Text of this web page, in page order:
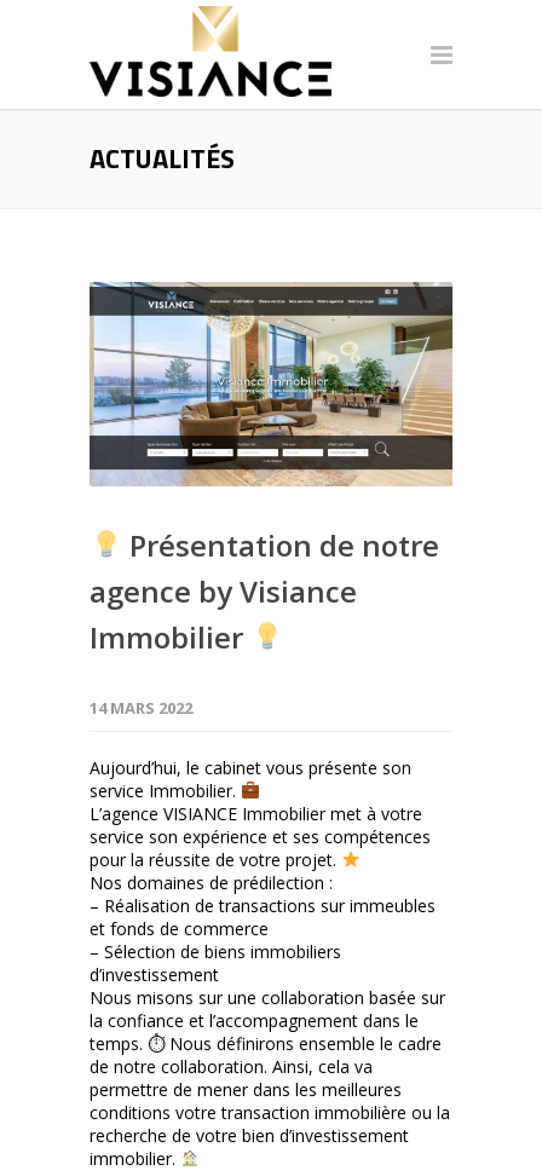
ACTUALITÉS
Présentation de notre
agence by Visiance
Immobilier
14 MARS 2022
Aujourd’hui, le cabinet vous présente son
service Immobilier.
L’agence VISIANCE Immobilier met à votre
service son expérience et ses compétences
pour la réussite de votre projet.
Nos domaines de prédilection :
– Réalisation de transactions sur immeubles
et fonds de commerce
– Sélection de biens immobiliers
d’investissement
Nous misons sur une collaboration basée sur
la confiance et l’accompagnement dans le
temps. ⏱ Nous définirons ensemble le cadre
de notre collaboration. Ainsi, cela va
permettre de mener dans les meilleures
conditions votre transaction immobilière ou la
recherche de votre bien d’investissement
immobilier.